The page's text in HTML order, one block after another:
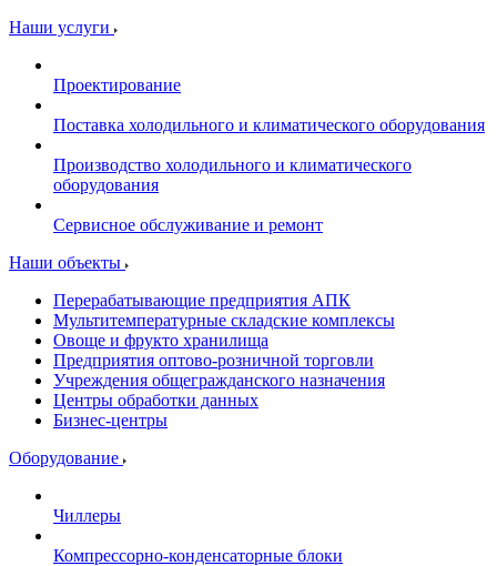
Наши услуги
Проектирование
Поставка холодильного и климатического оборудования
Производство холодильного и климатического
оборудования
Сервисное обслуживание и ремонт
Наши объекты
Перерабатывающие предприятия АПК
Мультитемпературные складские комплексы
Овоще и фрукто хранилища
Предприятия оптово-розничной торговли
Учреждения общегражданского назначения
Центры обработки данных
Бизнес-центры
Оборудование
Чиллеры
Компрессорно-конденсаторные блоки